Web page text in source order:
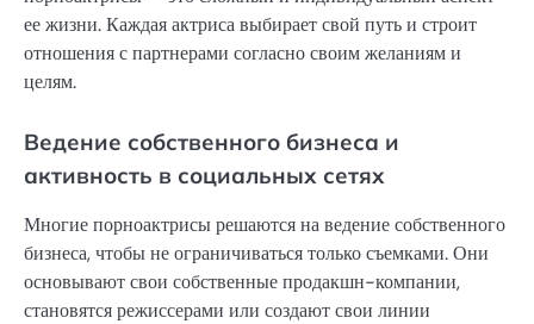
ее жизни. Каждая актриса выбирает свой путь и строит
отношения с партнерами согласно своим желаниям и
целям.
Ведение собственного бизнеса и
активность в социальных сетях
Многие порноактрисы решаются на ведение собственного
бизнеса, чтобы не ограничиваться только съемками. Они
основывают свои собственные продакшн-компании,
становятся режиссерами или создают свои линии